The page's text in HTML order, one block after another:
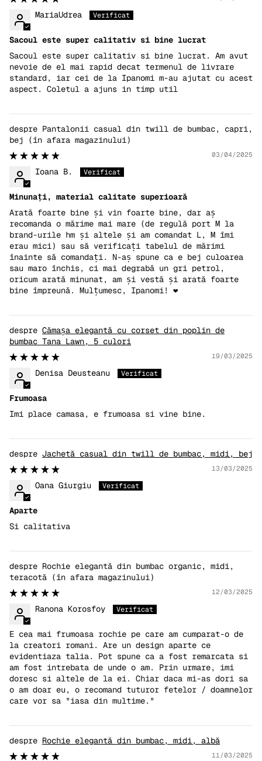
MariaUdrea
Sacoul este super calitativ si bine lucrat
Sacoul este super calitativ si bine lucrat. Am avut
nevoie de el mai rapid decat termenul de livrare
standard, iar cei de la Ipanomi m-au ajutat cu acest
aspect. Coletul a ajuns in timp util
Pantalonii casual din twill de bumbac, capri,
bej
03/04/2025
Ioana B.
Minunați, material calitate superioară
Arată foarte bine și vin foarte bine, dar aș
recomanda o mărime mai mare (de regulă port M la
brand-urile hm și altele și am comandat L, M îmi
erau mici) sau să verificați tabelul de mărimi
înainte să comandați. N-aș spune ca e bej culoarea
sau maro închis, ci mai degrabă un gri petrol,
oricum arată minunat, am și vestă și arată foarte
bine împreună. Mulțumesc, Ipanomi! ❤️
Cămașa elegantă cu corset din poplin de
bumbac Tana Lawn, 5 culori
19/03/2025
Denisa Deusteanu
Frumoasa
Imi place camasa, e frumoasa si vine bine.
Jachetă casual din twill de bumbac, midi, bej
13/03/2025
Oana Giurgiu
Aparte
Si calitativa
Rochie elegantă din bumbac organic, midi,
teracotă
12/03/2025
Ranona Korosfoy
E cea mai frumoasa rochie pe care am cumparat-o de
la creatori romani. Are un design aparte ce
evidentiaza talia. Pot spune ca a fost remarcata si
am fost intrebata de unde o am. Prin urmare, imi
doresc si altele de la ei. Chiar daca mi-as dori sa
o am doar eu, o recomand tuturor fetelor / doamnelor
care vor sa "iasa din multime."
Rochie elegantă din bumbac, midi, albă
11/03/2025